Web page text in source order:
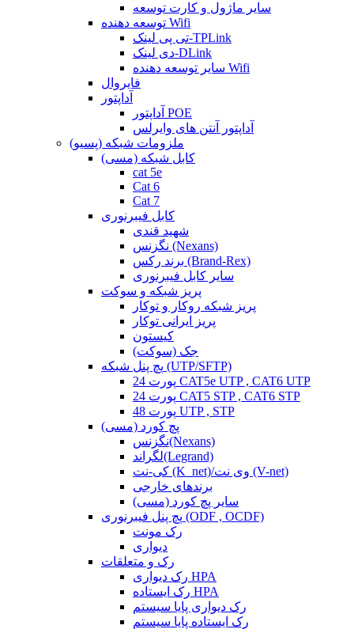
سایر ماژول و کارت توسعه
توسعه دهنده Wifi
تی پی لینک-TPLink
دی لینک-DLink
سایر توسعه دهنده Wifi
فایروال
آداپتور
آداپتور POE
آداپتور آنتن های وایرلس
ملزومات شبکه (پسیو)
کابل شبکه (مسی)
cat 5e
Cat 6
Cat 7
کابل فیبرنوری
شهید قندی
نگزنس (Nexans)
برند رکس (Brand-Rex)
سایر کابل فیبرنوری
پریز شبکه و سوکت
پریز شبکه روکار و توکار
پریز ایرانی توکار
کیستون
جک (سوکت)
پچ پنل شبکه (UTP/SFTP)
24 پورت CAT5e UTP , CAT6 UTP
24 پورت CAT5 STP , CAT6 STP
48 پورت UTP , STP
پچ کورد (مسی)
نگزنس(Nexans)
لگراند(Legrand)
کی-نت (K_net)/وی نت (V-net)
برندهای خارجی
سایر پچ کورد (مسی)
پچ پنل فیبرنوری (ODF , OCDF)
رک مونت
دیواری
رک و متعلقات
رک دیواری HPA
رک ایستاده HPA
رک دیواری پایا سیستم
رک ایستاده پایا سیستم